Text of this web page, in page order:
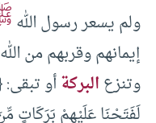
ولم يسعر رسول الله
إيمانهم وقربهم من
وتنزعالبركةأو تبقى:
لَفَتَحْنَا عَلَيْهِمْ بَرَكَاتٍ